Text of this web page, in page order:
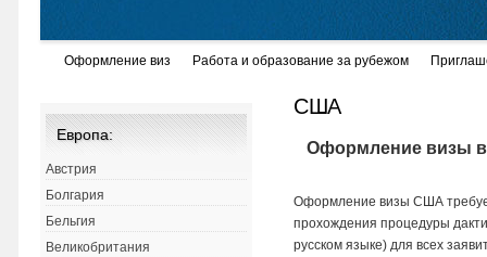
Оформление виз Работа и образование за рубежом
США
Оформление визы
Оформление визы США
прохождения процедуры
русском языке) для всех
Европа:
Австрия
Болгария
Бельгия
Великобритания